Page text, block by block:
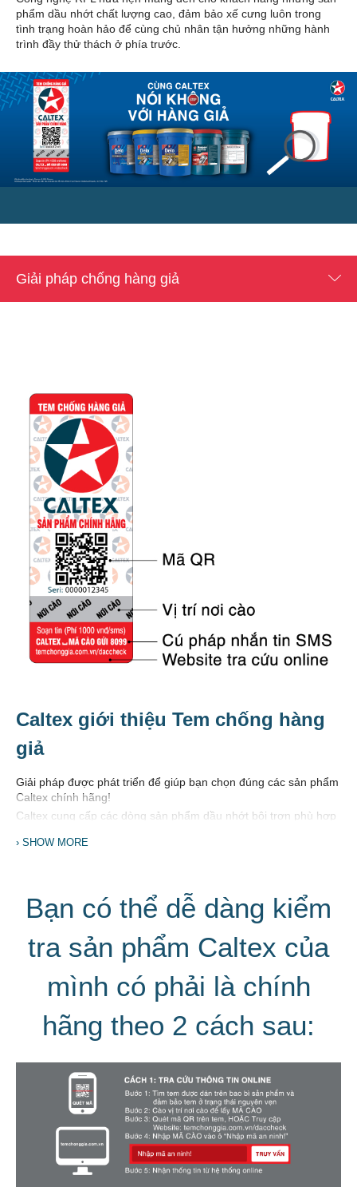
phẩm dầu nhớt chất lượng cao, đảm bảo xế cưng luôn trong
tình trạng hoàn hảo để cùng chủ nhân tận hưởng những hành
trình đầy thử thách ở phía trước.
Giải pháp chống hàng giả
Caltex giới thiệu Tem chống hàng
giả
Giải pháp được phát triển để giúp bạn chọn đúng các sản phẩm
Caltex chính hãng!
Caltex cung cấp các dòng sản phẩm dầu nhớt bôi trơn phù hợp
dài tuổi thọ động cơ. Với giải pháp chống hàng giả này, chúng
SHOW MORE
Bạn có thể dễ dàng kiểm
tra sản phẩm Caltex của
mình có phải là chính
hãng theo 2 cách sau: